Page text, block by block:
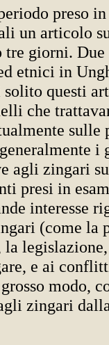
preso
un articolo
tre giorni.
etnici in
questi
che
sulle
i
agli zingari
presi in
interesse
(come la
e ai
modo,
zingari